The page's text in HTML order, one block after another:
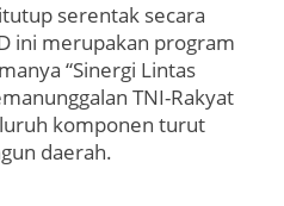
serentak secara
ini merupakan program
“Sinergi Lintas
TNI-Rakyat
komponen turut
daerah.